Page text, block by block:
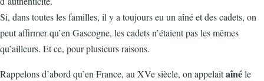
Si, dans toutes les familles, il y a toujours eu un aîné et des cadets, on
peut affirmer qu’en Gascogne, les cadets n’étaient pas les mêmes
qu’ailleurs. Et ce, pour plusieurs raisons.
Rappelons d’abord qu’en France, au XVe siècle, on appelaitaînéle